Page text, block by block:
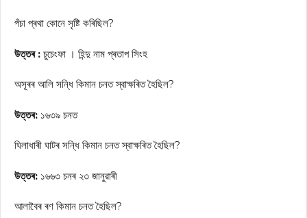
পঁচা প্ৰথা কোনে সৃষ্টি কৰিছিল?
উত্তৰ : চুচেংফা । হিন্দু নাম প্ৰতাপ সিংহ
অসূৰৰ আলি সন্ধি কিমান চনত স্বাক্ষৰিত হৈছিল?
উত্তৰ: ১৬৩৯ চনত
ঘিলাধাৰী ঘাটৰ সন্ধি কিমান চনত স্বাক্ষৰিত হৈছিল?
উত্তৰ: ১৬৬৩ চনৰ ২৩ জানুৱাৰী
আলাবৈৰ ৰণ কিমান চনত হৈছিল?